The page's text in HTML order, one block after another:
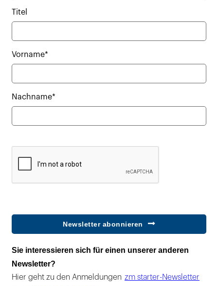
Titel
Vorname*
Nachname*
Newsletter abonnieren
Sie interessieren sich für einen unserer anderen
Newsletter?
Hier geht zu den Anmeldungen zm starter-Newsletter